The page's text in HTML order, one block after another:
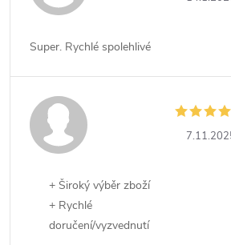
Super. Rychlé spolehlivé
+ Široký výběr zboží
+ Rychlé
doručení/vyzvednutí